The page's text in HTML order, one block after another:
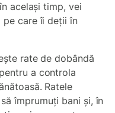
același timp, vei
pe care îi deții în
rate de dobândă
a controla
Ratele
împrumuți bani și, în